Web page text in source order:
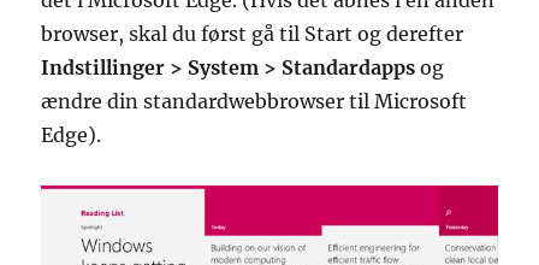
browser, skal du først gå til Start og derefter
Indstillinger > System > Standardapps og
ændre din standardwebbrowser til Microsoft
Edge).